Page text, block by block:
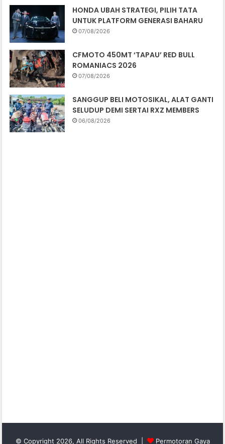
HONDA UBAH STRATEGI, PILIH TATA
UNTUK PLATFORM GENERASI BAHARU
07/08/2026
CFMOTO 450MT ‘TAPAU’ RED BULL
ROMANIACS 2026
07/08/2026
SANGGUP BELI MOTOSIKAL, ALAT GANTI
SELUDUP DEMI SERTAI RXZ MEMBERS
06/08/2026
© Copyright 2026, All Rights Reserved |
Permotoran Gaya